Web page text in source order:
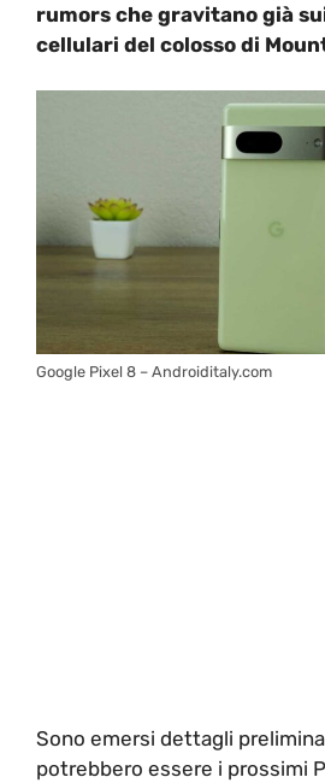
rumors che gravitano già
cellulari del colosso di
Google Pixel 8 – Androiditaly.com
Sono emersi dettagli
potrebbero essere i prossimi